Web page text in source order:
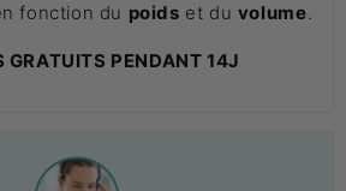
fonction du poids et du volume.
GRATUITS PENDANT 14J